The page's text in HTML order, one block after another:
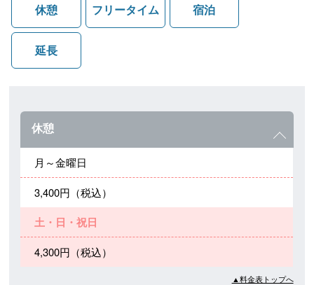
休憩 フリータイム 宿泊
延長
休憩
月～金曜日
3,400円（税込）
土・日・祝日
4,300円（税込）
▲料金表トップへ